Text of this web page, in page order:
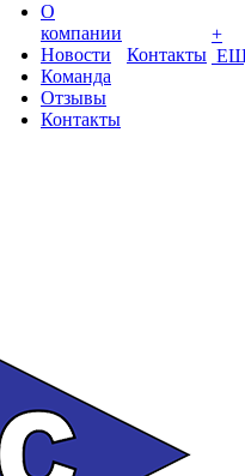
О
компании
Новости
Команда
Отзывы
Контакты
Контакты
+